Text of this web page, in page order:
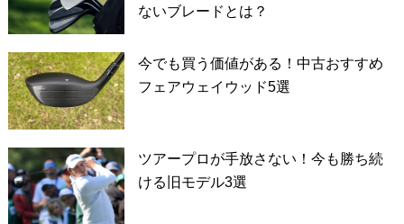
ないブレードとは？
今でも買う価値がある！中古おすすめ
フェアウェイウッド5選
ツアープロが手放さない！今も勝ち続
ける旧モデル3選